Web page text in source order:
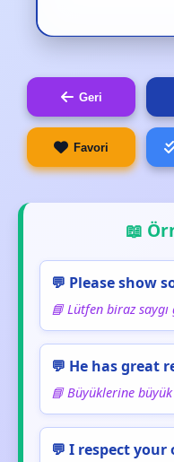
Geri
Favori
📖
💬 Please show
📘 Lütfen biraz saygı
💬 He has great
📘 Büyüklerine büyük
💬 I respect